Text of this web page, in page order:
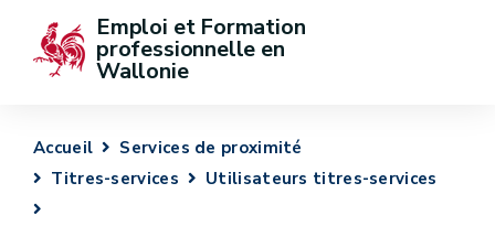
Emploi et Formation
professionnelle en
Wallonie
Accueil
Services de proximité
Titres-services
Utilisateurs titres-services